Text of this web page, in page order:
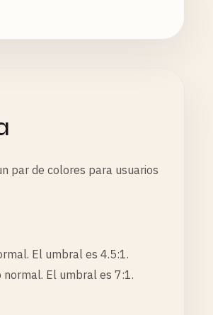
par de colores para usuarios
El umbral es 4.5:1.
normal. El umbral es 7:1.